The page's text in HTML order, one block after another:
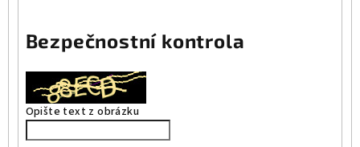
Bezpečnostní kontrola
Opište text z obrázku